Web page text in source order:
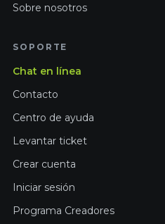
Sobre nosotros
SOPORTE
Chat en línea
Contacto
Centro de ayuda
Levantar ticket
Crear cuenta
Iniciar sesión
Programa Creadores